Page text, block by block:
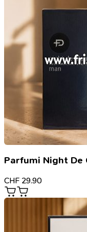
Parfumi Night De
CHF 29.90